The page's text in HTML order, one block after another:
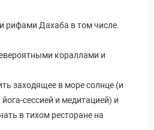
рифами Дахаба в том числе.
кораллами и
заходящее в море солнце (и
сессией и медитацией) и
в тихом ресторане на